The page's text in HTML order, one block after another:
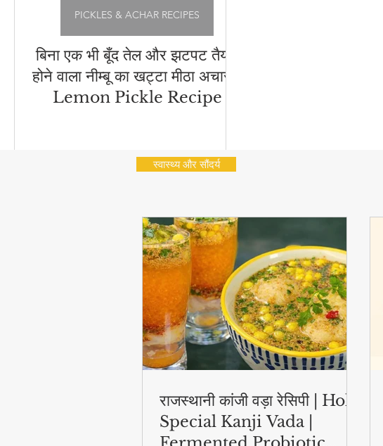
बिना एक भी बूँद तेल और झटपट तैयार
होने वाला नीम्बू का खट्टा मीठा अचार -
Lemon Pickle Recipe
PICKLES & ACHAR RECIPES
स्वास्थ्य और सौंदर्य
राजस्थानी कांजी वड़ा रेसिपी | Holi
Special Kanji Vada |